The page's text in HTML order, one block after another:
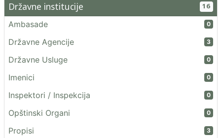
Državne institucije 16
Ambasade 0
Državne Agencije 3
Državne Usluge 0
Imenici 0
Inspektori / Inspekcija 0
Opštinski Organi 0
Propisi 3